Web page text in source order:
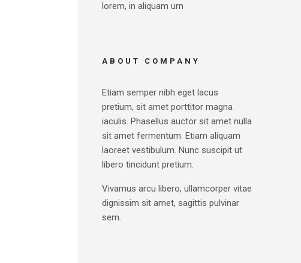
lorem, in aliquam urn
ABOUT COMPANY
Etiam semper nibh eget lacus
pretium, sit amet porttitor magna
iaculis. Phasellus auctor sit amet nulla
sit amet fermentum. Etiam aliquam
laoreet vestibulum. Nunc suscipit ut
libero tincidunt pretium.
Vivamus arcu libero, ullamcorper vitae
dignissim sit amet, sagittis pulvinar
sem.